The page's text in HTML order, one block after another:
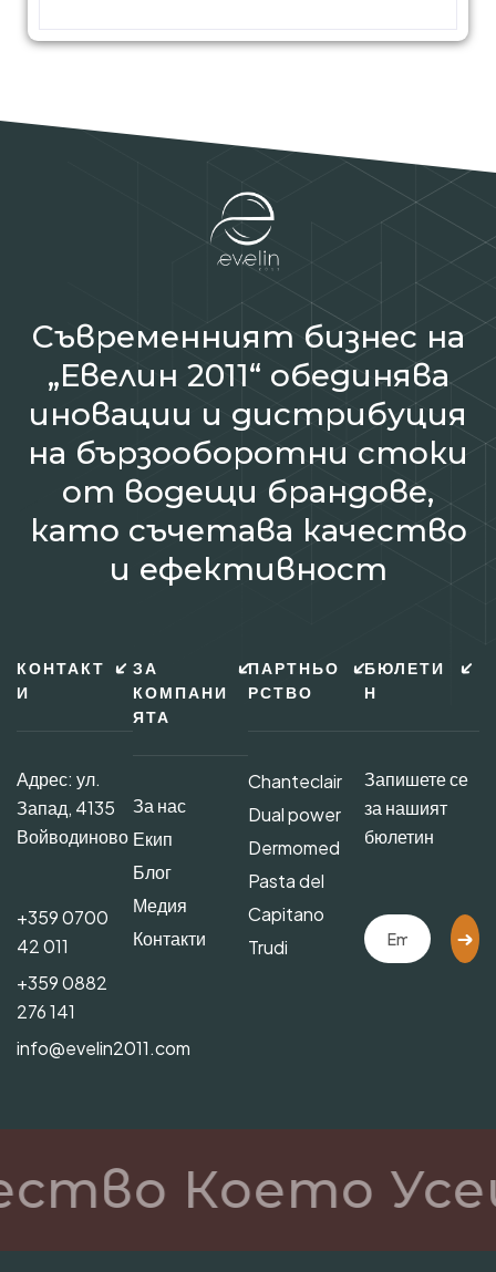
Съвременният бизнес на
„Евелин 2011“ обединява
иновации и дистрибуция
на бързооборотни стоки
от водещи брандове,
като съчетава качество
и ефективност
КОНТАКТ
И
Адрес: ул.
Запад, 4135
Войводиново
+359 0700
42 011
+359 0882
276 141
info@evelin2011.com
ЗА
КОМПАНИ
ЯТА
За нас
Екип
Блог
Медия
Контакти
ПАРТНЬО
РСТВО
Chanteclair
Dual power
Dermomed
Pasta del
Capitano
Trudi
БЮЛЕТИ
Н
Запишете се
за нашият
бюлетин
Което